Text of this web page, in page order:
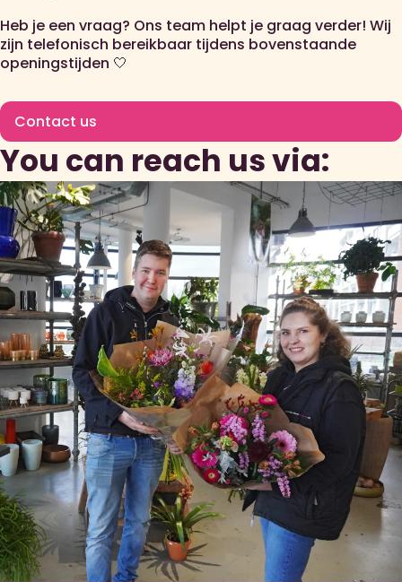
Heb je een vraag? Ons team helpt je graag verder! Wij
zijn telefonisch bereikbaar tijdens bovenstaande
openingstijden 🤍
Contact us
You can reach us via: